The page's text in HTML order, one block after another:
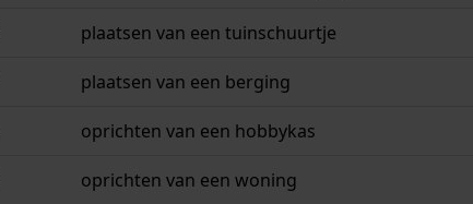
plaatsen van een tuinschuurtje
plaatsen van een berging
oprichten van een hobbykas
oprichten van een woning